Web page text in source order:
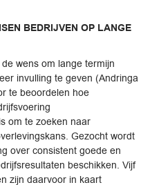
BEDRIJVEN OP LANGE
wens om lange termijn
invulling te geven (Andringa
te beoordelen hoe
om te zoeken naar
Gezocht wordt
over consistent goede en
beschikken. Vijf
zijn daarvoor in kaart